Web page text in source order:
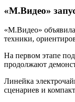
«М.Видео»
«М.Видео»
техники,
На первом этапе
продолжают
Линейка
сценариев и